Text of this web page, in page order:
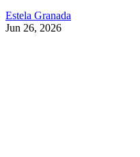
Estela Granada
Jun 26, 2026